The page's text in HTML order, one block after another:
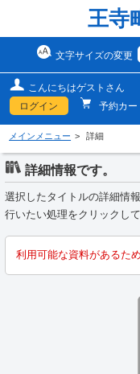
王寺
文字サイズの変更
こんにちはゲストさん
ログイン
予約カー
メインメニュー 詳細
詳細情報です。
選択したタイトルの詳細情報
行いたい処理をクリックして
利用可能な資料があるた